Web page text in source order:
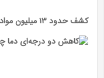
کشف حدود ۱۳ میلیون مواد محترقه و منفجره